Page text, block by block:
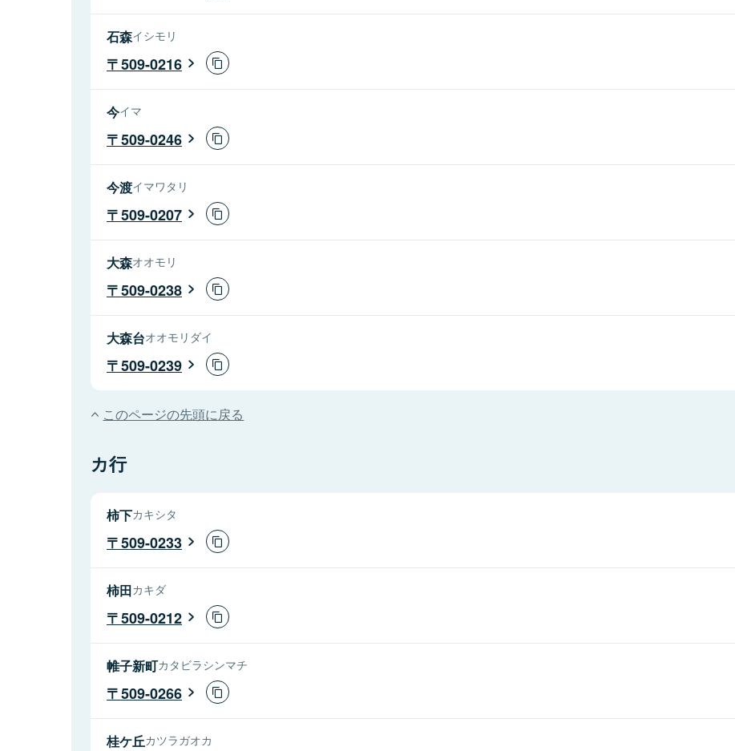
石森イシモリ
509-0216
今イマ
509-0246
今渡イマワタリ
509-0207
大森オオモリ
509-0238
大森台オオモリダイ
509-0239
このページの先頭に戻る
カ行
柿下カキシタ
509-0233
柿田カキダ
509-0212
帷子新町カタビラシンマチ
509-0266
桂ケ丘カツラガオカ